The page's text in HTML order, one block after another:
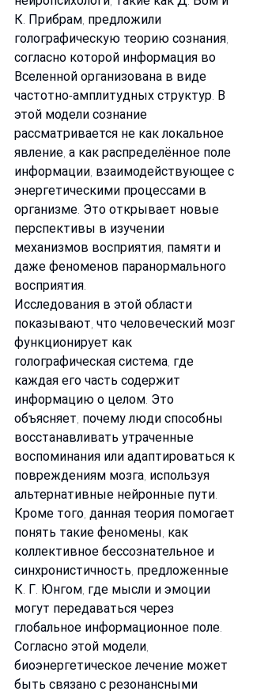
К. Прибрам, предложили
голографическую теорию сознания,
согласно которой информация во
Вселенной организована в виде
частотно-амплитудных структур. В
этой модели сознание
рассматривается не как локальное
явление, а как распределённое поле
информации, взаимодействующее с
энергетическими процессами в
организме. Это открывает новые
перспективы в изучении
механизмов восприятия, памяти и
даже феноменов паранормального
восприятия.
Исследования в этой области
показывают, что человеческий мозг
функционирует как
голографическая система, где
каждая его часть содержит
информацию о целом. Это
объясняет, почему люди способны
восстанавливать утраченные
воспоминания или адаптироваться к
повреждениям мозга, используя
альтернативные нейронные пути.
Кроме того, данная теория помогает
понять такие феномены, как
коллективное бессознательное и
синхронистичность, предложенные
К. Г. Юнгом, где мысли и эмоции
могут передаваться через
глобальное информационное поле.
Согласно этой модели,
биоэнергетическое лечение может
быть связано с резонансными